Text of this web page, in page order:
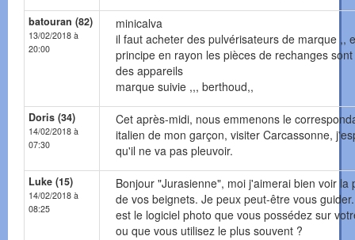
batouran (82)
13/02/2018 à
20:00
minicalva
il faut acheter des pulvérisateurs de marque ,,
principe en rayon les pièces de rechanges
des appareils
marque suivie ,,, berthoud,,
Doris (34)
14/02/2018 à
07:30
Cet après-midi, nous emmenons le
italien de mon garçon, visiter Carcassonne,
qu'il ne va pas pleuvoir.
Luke (15)
14/02/2018 à
08:25
Bonjour "Jurasienne", moi j'aimerai bien voir la
de vos beignets. Je peux peut-être vous
est le logiciel photo que vous possédez sur
ou que vous utilisez le plus souvent ?